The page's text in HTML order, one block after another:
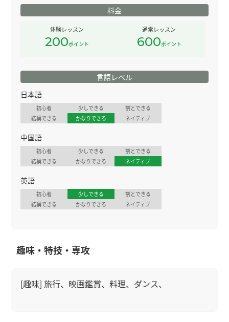
料金
体験レッスン
200ポイント
通常レッスン
600ポイント
言語レベル
日本語
初心者 少しできる
割とできる
結構できる
かなりできる ネイティブ
中国語
初心者 少しできる
割とできる
結構できる
かなりできる ネイティブ
英語
初心者 少しできる
割とできる
結構できる
かなりできる ネイティブ
趣味・特技・専攻
[趣味] 旅行、映画鑑賞、料理、ダンス、